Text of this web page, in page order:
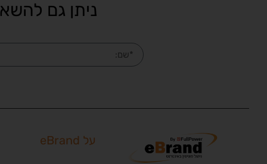
ניתן גם
על eBrand